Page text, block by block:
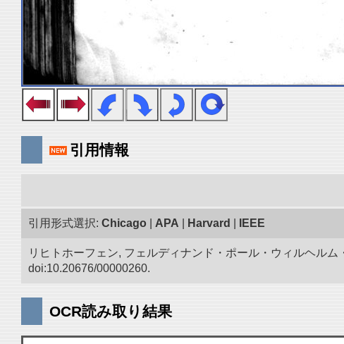
引用情報
引用形式選択: Chicago APA Harvard IEEE
リヒトホーフェン, フェルディナンド・ポール・ウィルヘル
doi:10.20676/00000260.
OCR読み取り結果